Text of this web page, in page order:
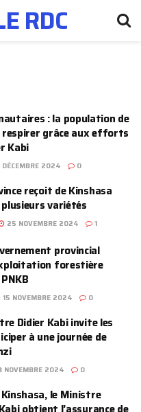
RDC
: la population de
grâce aux efforts
Kabi
DÉCEMBRE 2024 0
reçoit de Kinshasa
plusieurs variétés
25 NOVEMBRE 2024 1
provincial
forestière
15 NOVEMBRE 2024 0
Didier Kabi invite les
à une journée de
NOVEMBRE 2024 0
Kinshasa, le Ministre